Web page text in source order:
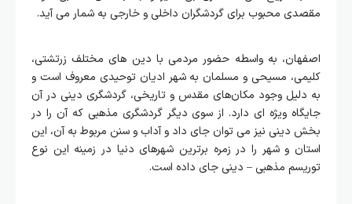
مقصدی محبوب برای گردشگران داخلی و خارجی به شمار می آید.
اصفهان، به واسطه حضور مردمی با دین های مختلف زرتشتی،
کلیمی، مسیحی و مسلمان به شهر ادیان توحیدی معروف است و
به دلیل وجود مکان‌های مقدس و تاریخی، گردشگری دینی در آن
جایگاه ویژه ای دارد. از سوی دیگر گردشگری مذهبی که آن را در
بخش دینی نیز می توان جای داد و آداب و سنن مربوط به آن، این
استان و شهر را در زمره برترین شهرهای دنیا در زمینه این نوع
توریسم مذهبی – دینی جای داده است.